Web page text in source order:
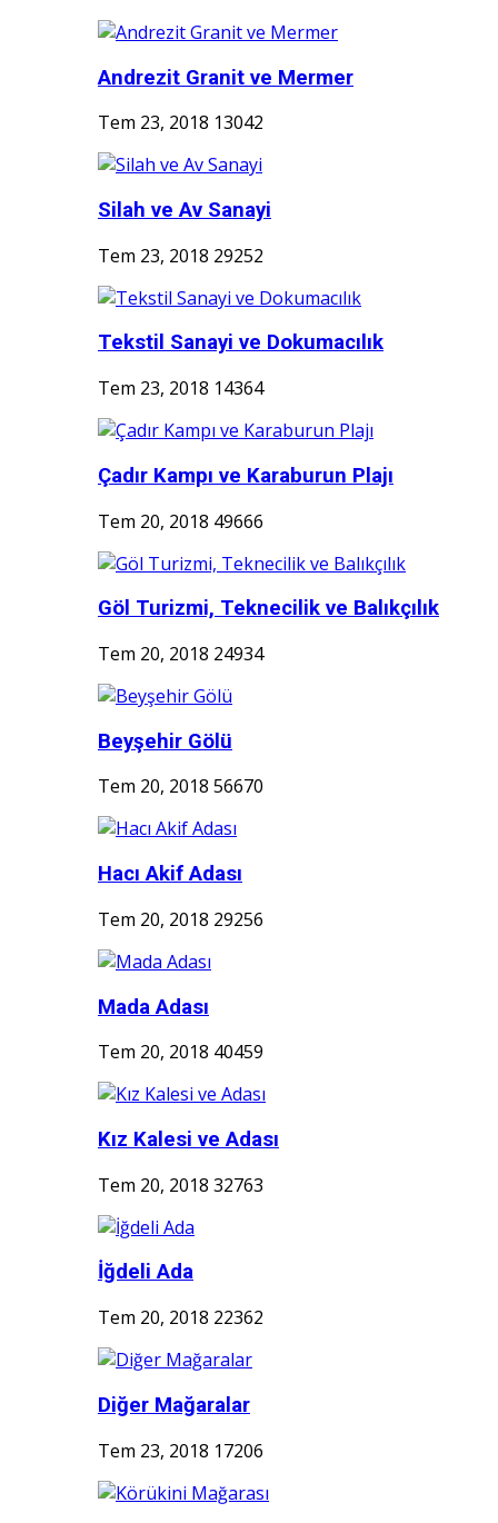
Andrezit Granit ve Mermer
Tem 23, 2018 13042
Silah ve Av Sanayi
Tem 23, 2018 29252
Tekstil Sanayi ve Dokumacılık
Tem 23, 2018 14364
Çadır Kampı ve Karaburun Plajı
Tem 20, 2018 49666
Göl Turizmi, Teknecilik ve Balıkçılık
Tem 20, 2018 24934
Beyşehir Gölü
Tem 20, 2018 56670
Hacı Akif Adası
Tem 20, 2018 29256
Mada Adası
Tem 20, 2018 40459
Kız Kalesi ve Adası
Tem 20, 2018 32763
İğdeli Ada
Tem 20, 2018 22362
Diğer Mağaralar
Tem 23, 2018 17206